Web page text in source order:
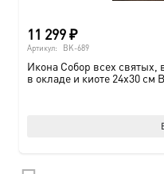
11 299₽
Артикул: BK-689
Икона Собор всех святых,
в окладе и киоте 24х30 см